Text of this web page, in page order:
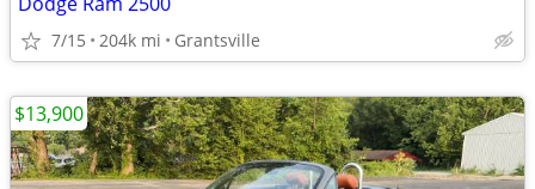
7/15 204k mi Grantsville
$13,900